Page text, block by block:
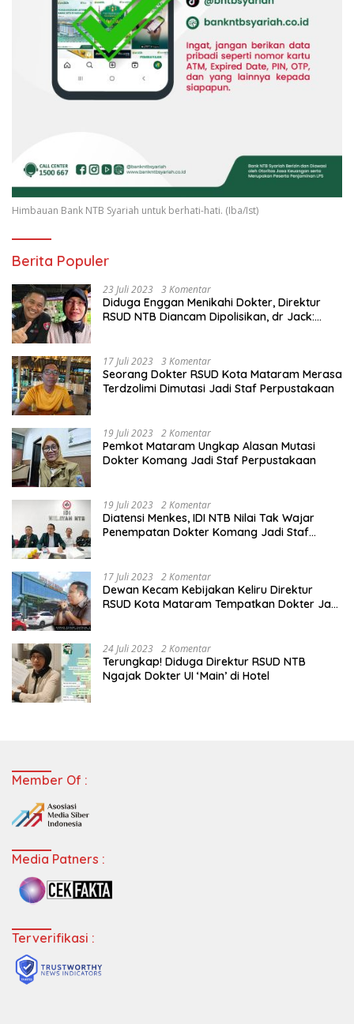
Himbauan Bank NTB Syariah untuk berhati-hati. (Iba/Ist)
Berita Populer
23 Juli 2023 3 Komentar
Diduga Enggan Menikahi Dokter, Direktur
RSUD NTB Diancam Dipolisikan, dr Jack:
17 Juli 2023 3 Komentar
Seorang Dokter RSUD Kota Mataram Merasa
Terdzolimi Dimutasi Jadi Staf Perpustakaan
19 Juli 2023 2 Komentar
Pemkot Mataram Ungkap Alasan Mutasi
Dokter Komang Jadi Staf Perpustakaan
19 Juli 2023 2 Komentar
Diatensi Menkes, IDI NTB Nilai Tak Wajar
Penempatan Dokter Komang Jadi Staf
17 Juli 2023 2 Komentar
Dewan Kecam Kebijakan Keliru Direktur
RSUD Kota Mataram Tempatkan Dokter Jadi
24 Juli 2023 2 Komentar
Terungkap! Diduga Direktur RSUD NTB
Ngajak Dokter UI ‘Main’ di Hotel
Member Of :
Media Patners :
Terverifikasi :